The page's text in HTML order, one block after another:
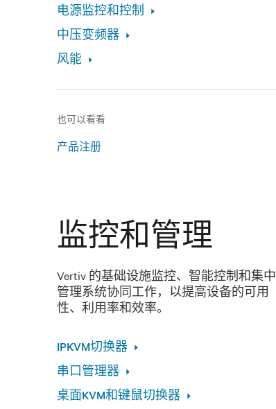
电源监控和控制
中压变频器
风能
也可以看看
产品注册
监控和管理
Vertiv 的基础设施监控、智能控制和集中
管理系统协同工作，以提高设备的可用
性、利用率和效率。
IPKVM切换器
串口管理器
桌面KVM和键鼠切换器